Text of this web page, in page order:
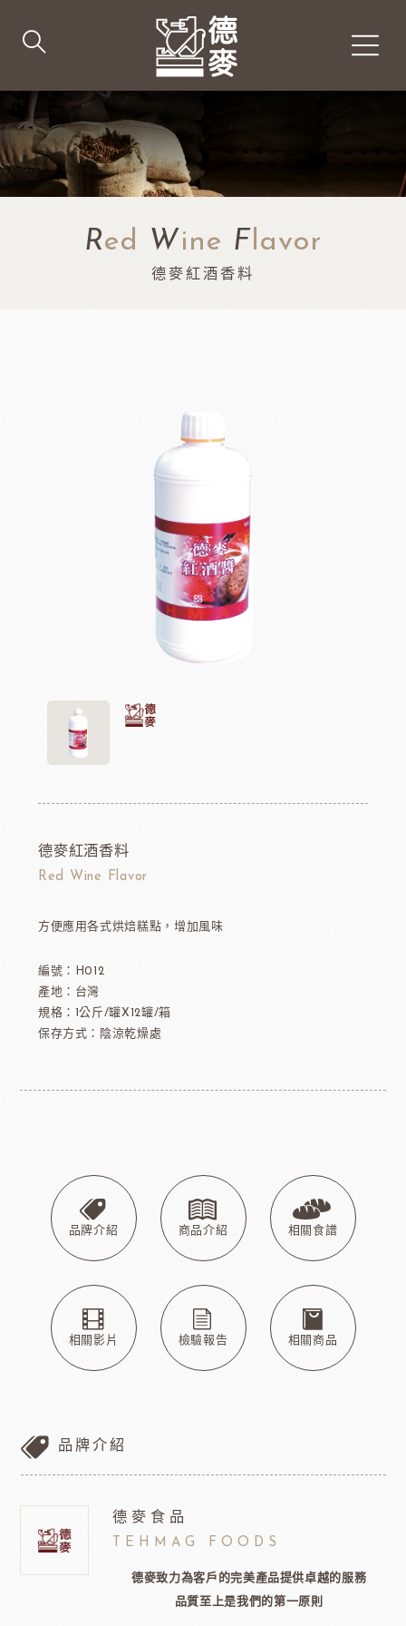
Red Wine Flavor
德麥紅酒香料
德麥紅酒香料
Red Wine Flavor
方便應用各式烘焙糕點，增加風味
編號：H012
產地：台灣
規格：1公斤/罐X12罐/箱
保存方式：陰涼乾燥處
品牌介紹 商品介紹 相關食譜
相關影片 檢驗報告 相關商品
品牌介紹
德麥食品
TEHMAG FOODS
德麥致力為客戶的完美產品提供卓越的服務
品質至上是我們的第一原則